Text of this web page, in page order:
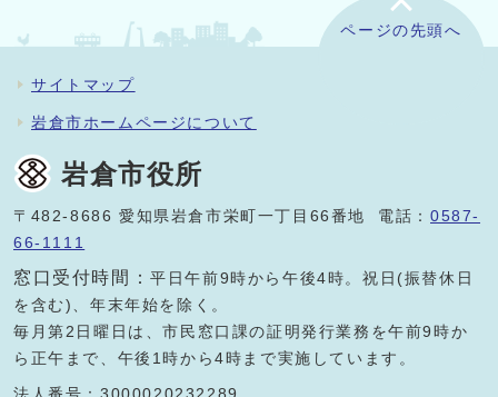
ページの先頭へ
サイトマップ
岩倉市ホームページについて
岩倉市役所
〒482-8686 愛知県岩倉市栄町一丁目66番地 電話：0587-
66-1111
窓口受付時間：平日午前9時から午後4時。祝日(振替休日
を含む)、年末年始を除く。
毎月第2日曜日は、市民窓口課の証明発行業務を午前9時か
ら正午まで、午後1時から4時まで実施しています。